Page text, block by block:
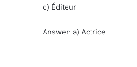
d) Éditeur
Answer: a) Actrice